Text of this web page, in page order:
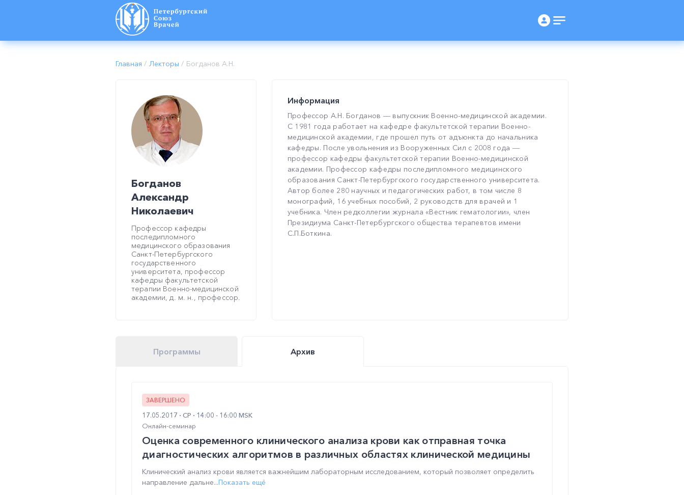
Главная / Лекторы / Богданов А.Н.
Богданов
Александр
Николаевич
Профессор кафедры
последипломного
медицинского образования
Санкт-Петербургского
государственного
университета, профессор
кафедры факультетской
терапии Военно-медицинской
академии, д. м. н., профессор.
Информация
Профессор А.Н. Богданов ― выпускник Военно-медицинской академии.
С 1981 года работает на кафедре факультетской терапии Военно-
медицинской академии, где прошел путь от адъюнкта до начальника
кафедры. После увольнения из Вооруженных Сил с 2008 года ―
профессор кафедры факультетской терапии Военно-медицинской
академии. Профессор кафедры последипломного медицинского
образования Санкт-Петербургского государственного университета.
Автор более 280 научных и педагогических работ, в том числе 8
монографий, 16 учебных пособий, 2 руководств для врачей и 1
учебника. Член редколлегии журнала «Вестник гематологии», член
Президиума Санкт-Петербургского общества терапевтов имени
С.П.Боткина.
Программы Архив
ЗАВЕРШЕНО
17.05.2017 СР
14:00 - 16:00 MSK
Онлайн-семинар
Оценка современного клинического анализа крови как отправная точка
диагностических алгоритмов в различных областях клинической медицины
Клинический анализ крови является важнейшим лабораторным исследованием, который позволяет определить
направление дальне...Показать ещё